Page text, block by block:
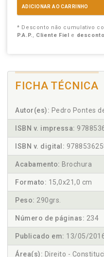
ADICIONAR AO CARRINHO
* Desconto não cumulativo
P.A.P., Cliente Fiel e
FICHA TÉCNICA
Autor(es): Pedro Pontes
ISBN v. impressa:
ISBN v. digital:
Acabamento: Brochura
Formato: 15,0x21,0 cm
Peso: 290grs.
Número de páginas: 234
Publicado em: 13/05/
Área(s): Direito -